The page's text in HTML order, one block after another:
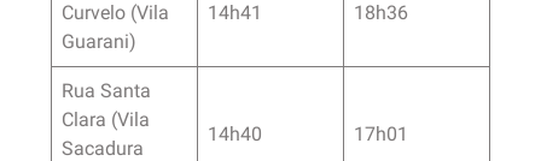
Curvelo (Vila
Guarani)
14h41 18h36
Rua Santa
Clara (Vila
Sacadura
14h40 17h01